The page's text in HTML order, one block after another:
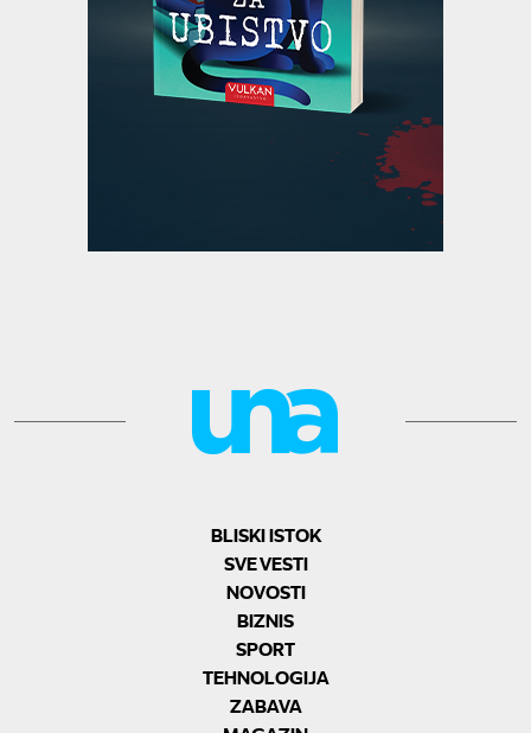
BLISKI ISTOK
SVE VESTI
NOVOSTI
BIZNIS
SPORT
TEHNOLOGIJA
ZABAVA